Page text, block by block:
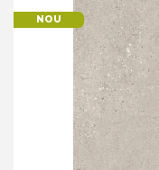
NOU